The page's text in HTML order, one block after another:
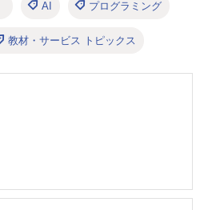
AI プログラミング
教材・サービス トピックス